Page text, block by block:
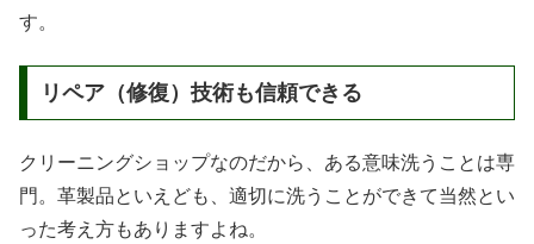
す。
リペア（修復）技術も信頼できる
クリーニングショップなのだから、ある意味洗うことは専
門。革製品といえども、適切に洗うことができて当然とい
った考え方もありますよね。